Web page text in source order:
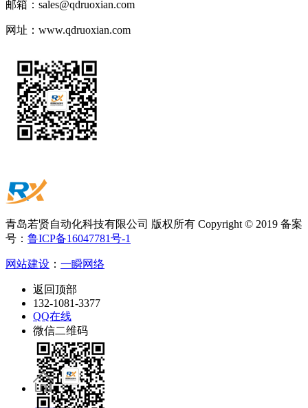
邮箱： sales@qdruoxian.com
网址： www.qdruoxian.com
青岛若贤自动化科技有限公司 版权所有 Copyright © 2019 备案
号： 鲁ICP备16047781号-1
网站建设 ： 一瞬网络
返回顶部
132-1081-3377
QQ在线
微信二维码